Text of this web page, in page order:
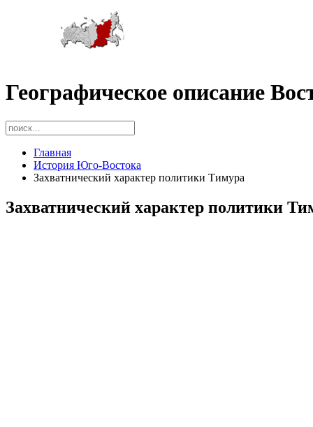
Географическое описание
Главная
История Юго-Востока
Захватнический характер политики Тимура
Захватнический характер политики